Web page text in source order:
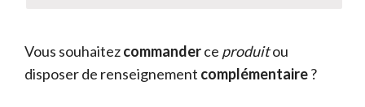
Vous souhaitezcommanderce produitou
disposer de renseignement complémentaire?